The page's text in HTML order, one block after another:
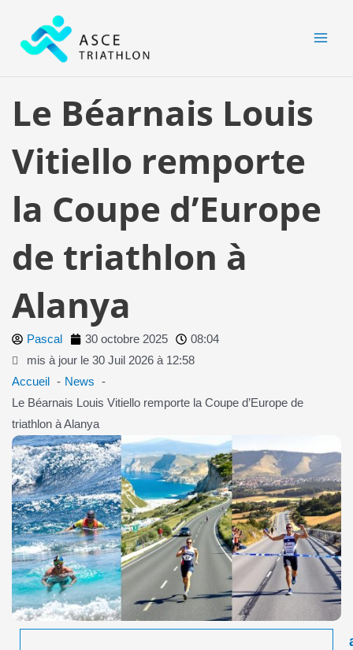
contenu
Le Béarnais Louis
Vitiello remporte
la Coupe d’Europe
de triathlon à
Alanya
Pascal 30 octobre 2025
08:04
mis à jour le 30 Juil 2026 à 12:58
Accueil
News
Le Béarnais Louis Vitiello remporte la Coupe d’Europe de
triathlon à Alanya